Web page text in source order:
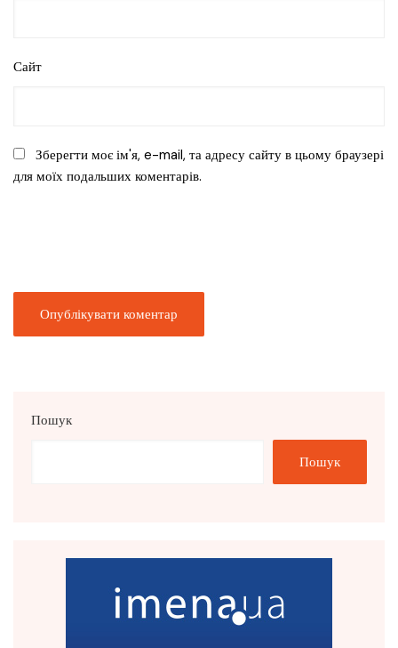
Сайт
Зберегти моє ім'я, e-mail, та адресу сайту в цьому браузері
для моїх подальших коментарів.
Пошук
Пошук